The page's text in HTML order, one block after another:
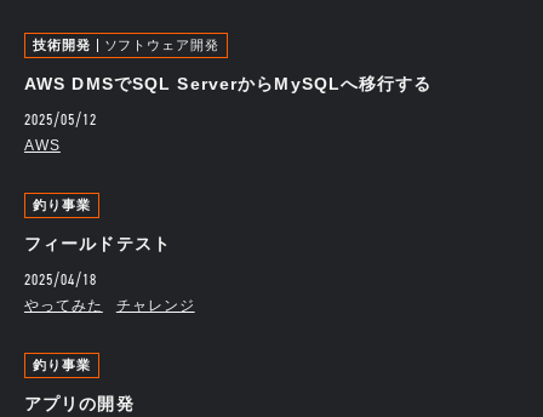
技術開発 ソフトウェア開発
AWS DMSでSQL ServerからMySQLへ移行する
2025/05/12
AWS
釣り事業
フィールドテスト
2025/04/18
やってみた チャレンジ
釣り事業
アプリの開発